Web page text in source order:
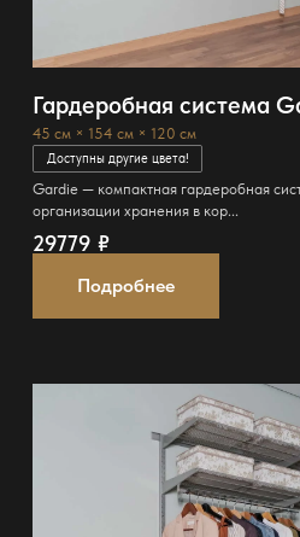
Гардеробная система
45 см × 154 см × 120 см
Доступны другие цвета!
Gardie — компактная гардеробная
организации хранения в кор...
29779 ₽
Подробнее